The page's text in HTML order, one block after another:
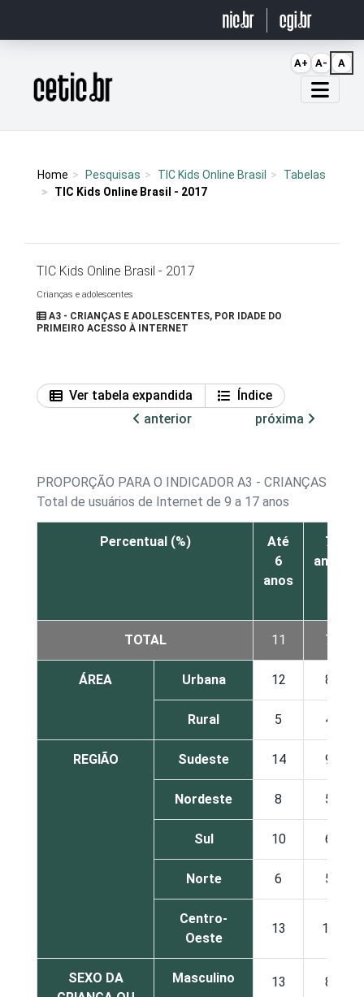
Página inicial
Home Pesquisas TIC Kids Online Brasil
Tabelas
TIC Kids Online Brasil - 2017
TIC Kids Online Brasil - 2017
Crianças e adolescentes
A3 - CRIANÇAS E ADOLESCENTES, POR IDADE DO
PRIMEIRO ACESSO À INTERNET
Ver tabela expandida
Índice
anterior
próxima
PROPORÇÃO PARA O INDICADOR A3 - CRIANÇAS E
Total de usuários de Internet de 9 a 17 anos
Percentual (%)
Até
6
anos
7
anos
TOTAL 11 7
ÁREA Urbana 12 8
Rural 5 4
REGIÃO Sudeste 14 9
Nordeste 8 5
Sul 10 6
Norte 6 5
Centro-
Oeste
13 12
SEXO DA
Masculino 13 8
A+ A- A